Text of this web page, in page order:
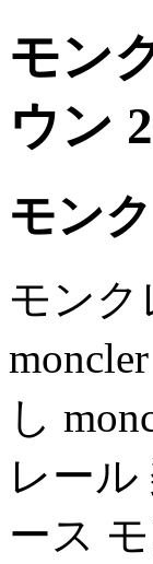
モン
ウン
モン
モンク
し
レール
ース